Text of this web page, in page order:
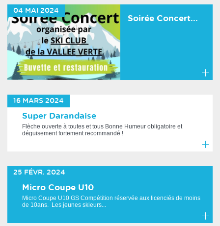
savoir
04 MAI 2024
Soirée Concert...
16 MARS 2024
Super Darandaise
Flèche ouverte à toutes et tous Bonne Humeur obligatoire et
déguisement fortement recommandé !
savoir
25 FÉVR. 2024
Micro Coupe U10
Micro Coupe U10 GS Compétition réservée aux licenciés de moins
de 10ans. Les jeunes skieurs...